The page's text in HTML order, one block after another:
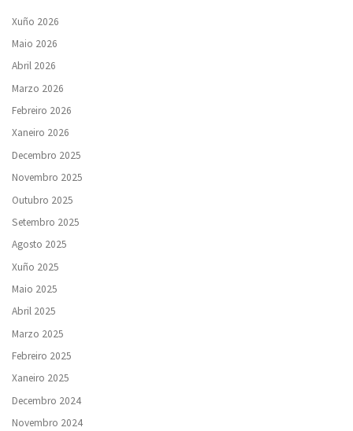
Xuño 2026
Maio 2026
Abril 2026
Marzo 2026
Febreiro 2026
Xaneiro 2026
Decembro 2025
Novembro 2025
Outubro 2025
Setembro 2025
Agosto 2025
Xuño 2025
Maio 2025
Abril 2025
Marzo 2025
Febreiro 2025
Xaneiro 2025
Decembro 2024
Novembro 2024